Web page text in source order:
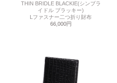
THIN BRIDLE BLACKIE(シンブラ
イドル ブラッキー)
Lファスナー二つ折り財布
66,000円